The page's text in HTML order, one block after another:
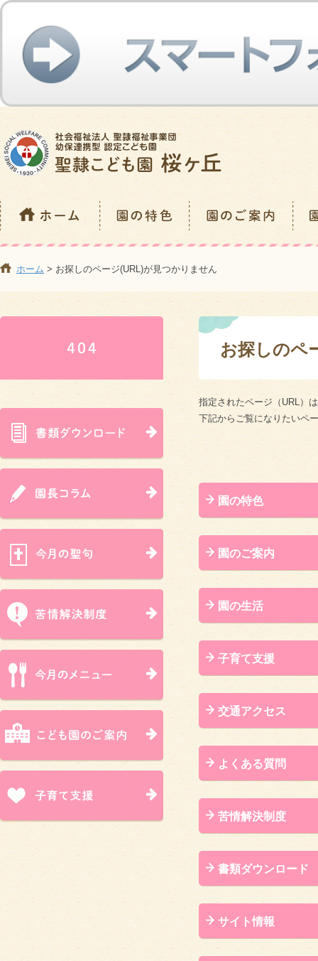
ホーム > お探しのページ(URL)が見つかりません
お探しのペ
指定されたページ（URL）
下記からご覧になりたいペ
園の特色
園のご案内
園の生活
子育て支援
交通アクセス
よくある質問
苦情解決制度
書類ダウンロード
サイト情報